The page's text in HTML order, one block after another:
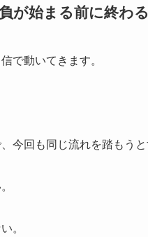
が始まる前に終わる
で動いてきます。
今回も同じ流れを踏もうと
。